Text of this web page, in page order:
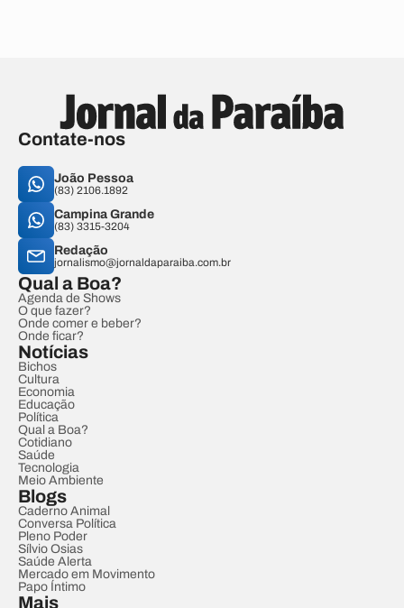
Contate-nos
João Pessoa
(83) 2106.1892
Campina Grande
(83) 3315-3204
Redação
jornalismo@jornaldaparaiba.com.br
Qual a Boa?
Agenda de Shows
O que fazer?
Onde comer e beber?
Onde ficar?
Notícias
Bichos
Cultura
Economia
Educação
Política
Qual a Boa?
Cotidiano
Saúde
Tecnologia
Meio Ambiente
Blogs
Caderno Animal
Conversa Política
Pleno Poder
Sílvio Osias
Saúde Alerta
Mercado em Movimento
Papo Íntimo
Mais